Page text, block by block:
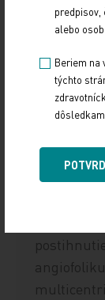
1954
prípady
1972
hyalínno-
a
predpisov,
alebo
Beriem na
týchto